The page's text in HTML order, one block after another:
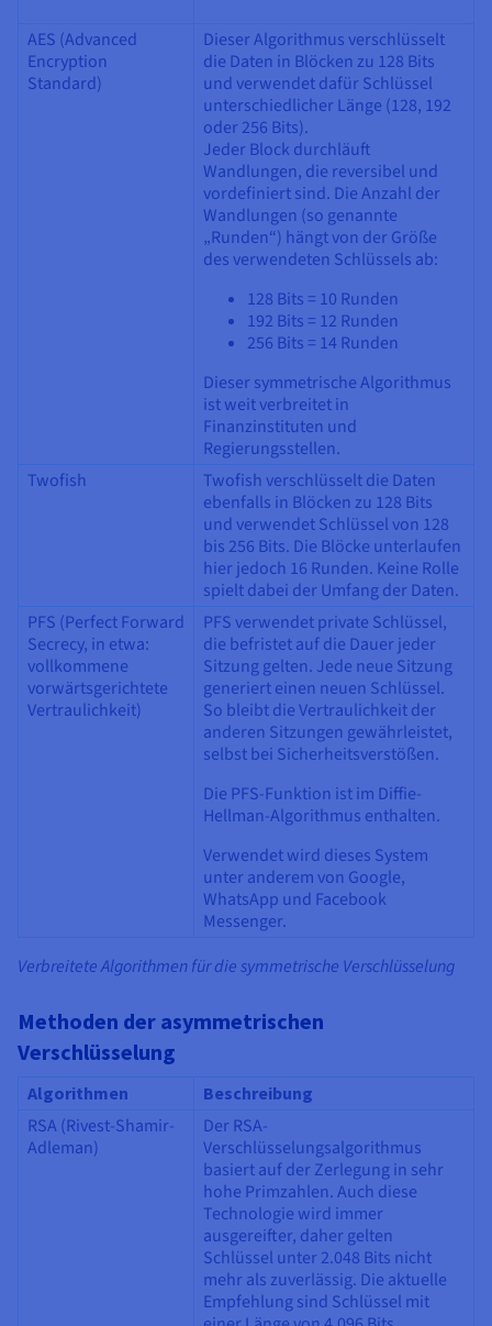
AES (Advanced
Encryption
Standard)
Dieser Algorithmus verschlüsselt
die Daten in Blöcken zu 128 Bits
und verwendet dafür Schlüssel
unterschiedlicher Länge (128, 192
oder 256 Bits).
Jeder Block durchläuft
Wandlungen, die reversibel und
vordefiniert sind. Die Anzahl der
Wandlungen (so genannte
„Runden“) hängt von der Größe
des verwendeten Schlüssels ab:
128 Bits = 10 Runden
192 Bits = 12 Runden
256 Bits = 14 Runden
Dieser symmetrische Algorithmus
ist weit verbreitet in
Finanzinstituten und
Regierungsstellen.
Twofish
Twofish verschlüsselt die Daten
ebenfalls in Blöcken zu 128 Bits
und verwendet Schlüssel von 128
bis 256 Bits. Die Blöcke unterlaufen
hier jedoch 16 Runden. Keine Rolle
spielt dabei der Umfang der Daten.
PFS (Perfect Forward
Secrecy, in etwa:
vollkommene
vorwärtsgerichtete
Vertraulichkeit)
PFS verwendet private Schlüssel,
die befristet auf die Dauer jeder
Sitzung gelten. Jede neue Sitzung
generiert einen neuen Schlüssel.
So bleibt die Vertraulichkeit der
anderen Sitzungen gewährleistet,
selbst bei Sicherheitsverstößen.
Die PFS-Funktion ist im Diffie-
Hellman-Algorithmus enthalten.
Verwendet wird dieses System
unter anderem von Google,
WhatsApp und Facebook
Messenger.
Verbreitete Algorithmen für die symmetrische Verschlüsselung
Methoden der asymmetrischen
Verschlüsselung
Algorithmen Beschreibung
RSA (Rivest-Shamir-
Adleman)
Der RSA-
Verschlüsselungsalgorithmus
basiert auf der Zerlegung in sehr
hohe Primzahlen. Auch diese
Technologie wird immer
ausgereifter, daher gelten
Schlüssel unter 2.048 Bits nicht
mehr als zuverlässig. Die aktuelle
Empfehlung sind Schlüssel mit